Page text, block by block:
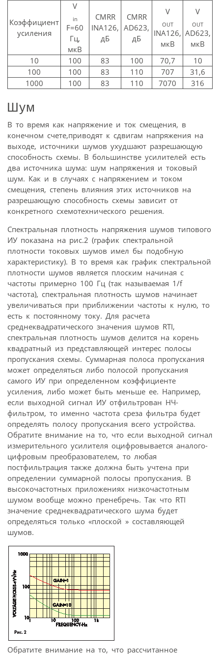
Коэффициент
усиления
V
in
F=60
Гц,
мкВ
CMRR
INА126,
дБ
CMRR
AD623,
дБ
V
OUT
INА126,
мкВ
V
OUT
AD623,
мкВ
10
100 83 100 70,7
10
100
100 83 110 707
31,6
1000
100 83 110 7070 316
Шум
В то время как напряжение и ток смещения, в
конечном счете,приводят к сдвигам напряжения на
выходе, источники шумов ухудшают разрешающую
способность схемы. В большинстве усилителей есть
два источника шума: шум напряжения и токовый
шум. Как и в случаях с напряжением и током
смещения, степень влияния этих источников на
разрешающую способность схемы зависит от
конкретного схемотехнического решения.
Спектральная плотность напряжения шумов типового
ИУ показана на рис.2 (график спектральной
плотности токовых шумов имел бы подобную
характеристику). В то время как график спектральной
плотности шумов является плоским начиная с
частоты примерно 100 Гц (так называемая 1/f
частота), спектральная плотность шумов начинает
увеличиваться при приближении частоты к нулю, то
есть к постоянному току. Для расчета
среднеквадратического значения шумов RTI,
спектральная плотность шумов делится на корень
квадратный из представляющей интерес полосы
пропускания схемы. Суммарная полоса пропускания
может определяться либо полосой пропускания
самого ИУ при определенном коэффициенте
усиления, либо может быть меньше ее. Например,
если выходной сигнал ИУ отфильтрован НЧ-
фильтром, то именно частота среза фильтра будет
определять полосу пропускания всего устройства.
Обратите внимание на то, что если выходной сигнал
измерительного усилителя оцифровывается аналого-
цифровым преобразователем, то любая
постфильтрация также должна быть учтена при
определении суммарной полосы пропускания. В
высокочастотных приложениях низкочастотным
шумом вообще можно пренебречь. Так что RTI
значение среднеквадратического шума будет
определяться только «плоской » составляющей
шумов.
Обратите внимание на то, что рассчитанное